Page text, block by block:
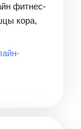
фитнес-
кора,